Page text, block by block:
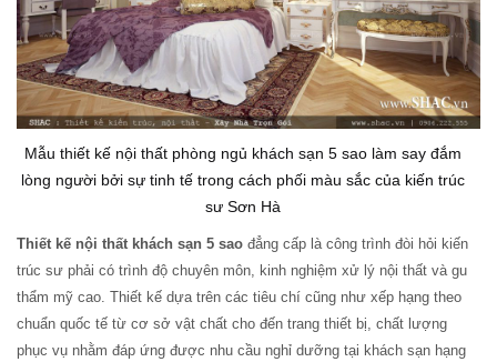
Mẫu thiết kế nội thất phòng ngủ khách sạn 5 sao làm say đắm
lòng người bởi sự tinh tế trong cách phối màu sắc của kiến trúc
sư Sơn Hà
Thiết kế nội thất khách sạn 5 sao đẳng cấp là công trình đòi hỏi kiến
trúc sư phải có trình độ chuyên môn, kinh nghiệm xử lý nội thất và gu
thẩm mỹ cao. Thiết kế dựa trên các tiêu chí cũng như xếp hạng theo
chuẩn quốc tế từ cơ sở vật chất cho đến trang thiết bị, chất lượng
phục vụ nhằm đáp ứng được nhu cầu nghỉ dưỡng tại khách sạn hạng